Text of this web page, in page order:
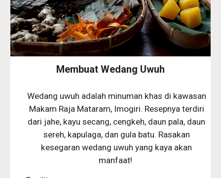
Membuat Wedang Uwuh
Wedang uwuh adalah minuman khas di kawasan
Makam Raja Mataram, Imogiri. Resepnya terdiri
dari jahe, kayu secang, cengkeh, daun pala, daun
sereh, kapulaga, dan gula batu. Rasakan
kesegaran wedang uwuh yang kaya akan
manfaat!